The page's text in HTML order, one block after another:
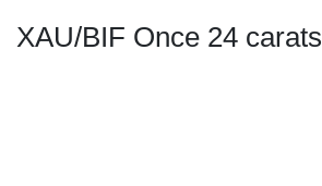
XAU/BIF Once 24 carats